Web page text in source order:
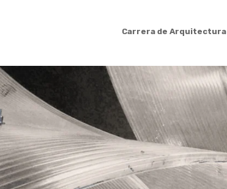
Carrera de Arquitectura